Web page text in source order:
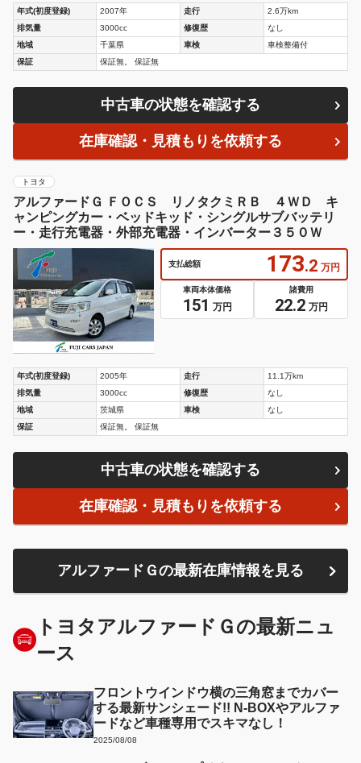
年式(初度登録) 2007年 走行
2.6万km
排気量
3000cc 修復歴
なし
地域
千葉県 車検
車検整備付
保証
保証無。 保証無
中古車の状態を確認する
在庫確認・見積もりを依頼する
トヨタ
アルファードＧ ＦＯＣＳ リノタクミＲＢ ４ＷＤ キ
ャンピングカー・ベッドキッド・シングルサブバッテリ
ー・走行充電器・外部充電器・インバーター３５０Ｗ
支払総額 173.2 万円
車両本体価格
151 万円
諸費用
22.2 万円
年式(初度登録) 2005年 走行
11.1万km
排気量
3000cc 修復歴
なし
地域
茨城県 車検
なし
保証
保証無。 保証無
中古車の状態を確認する
在庫確認・見積もりを依頼する
アルファードＧの最新在庫情報を見る
トヨタアルファードＧの最新ニュ
ース
フロントウインドウ横の三角窓までカバー
する最新サンシェード!! N-BOXやアルファ
ードなど車種専用でスキマなし！
2025/08/08